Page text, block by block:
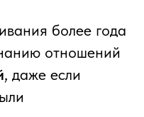
более года
отношений
, даже если